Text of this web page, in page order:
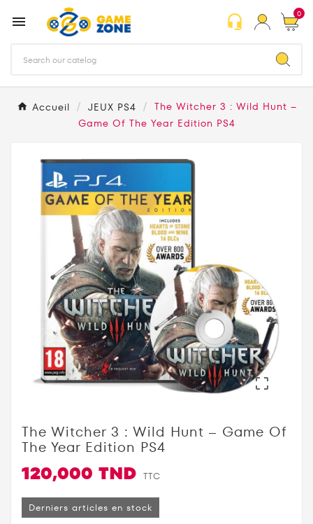
 headset_mic 0
Accueil JEUX PS4
The Witcher 3 : Wild Hunt –
Game Of The Year Edition PS4

The Witcher 3 : Wild Hunt – Game Of
The Year Edition PS4
120,000 TND TTC
Derniers articles en stock